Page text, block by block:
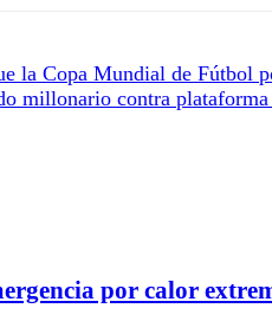
la Copa Mundial de Fútbol
millonario contra
por calor